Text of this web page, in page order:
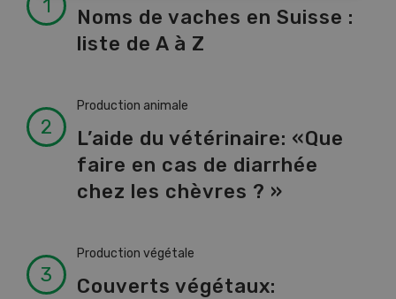
Noms de vaches en Suisse :
liste de A à Z
Production animale
L’aide du vétérinaire: «Que
faire en cas de diarrhée
chez les chèvres ? »
Production végétale
Couverts végétaux: